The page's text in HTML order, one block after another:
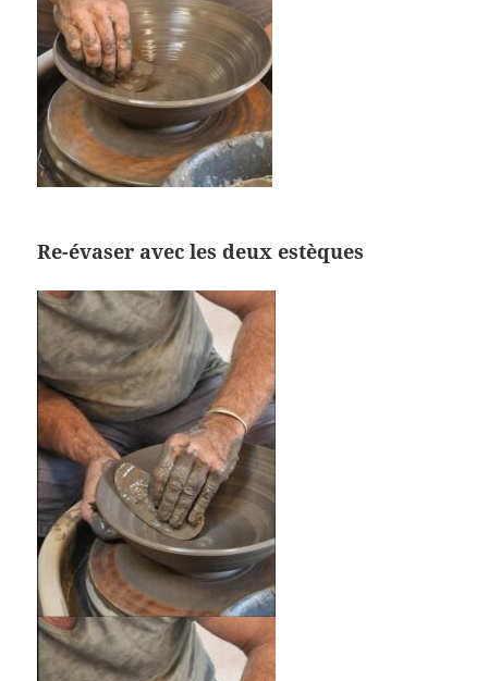
Re-évaser avec les deux estèques